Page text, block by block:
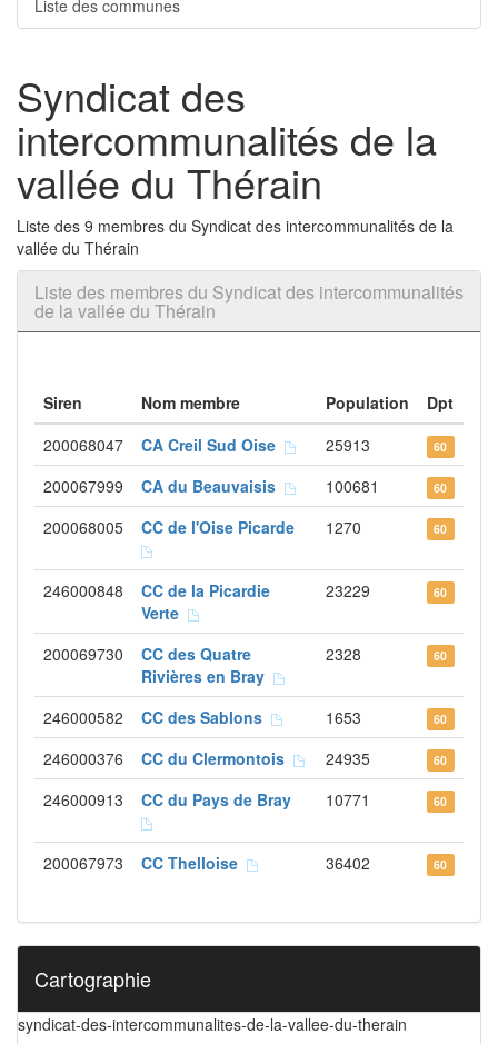
Liste des communes
Syndicat des
intercommunalités de la
vallée du Thérain
Liste des 9 membres du Syndicat des intercommunalités de la
vallée du Thérain
Liste des membres du Syndicat des intercommunalités
de la vallée du Thérain
Siren Nom membre Population
Dpt
200068047
CA Creil Sud Oise 25913 60
200067999 CA du Beauvaisis 100681 60
200068005 CC de l'Oise Picarde 1270 60
246000848
CC de la Picardie
Verte
23229 60
200069730
CC des Quatre
Rivières en Bray
2328 60
246000582 CC des Sablons 1653 60
246000376 CC du Clermontois 24935 60
246000913 CC du Pays de Bray 10771 60
200067973 CC Thelloise 36402 60
Cartographie
syndicat-des-intercommunalites-de-la-vallee-du-therain